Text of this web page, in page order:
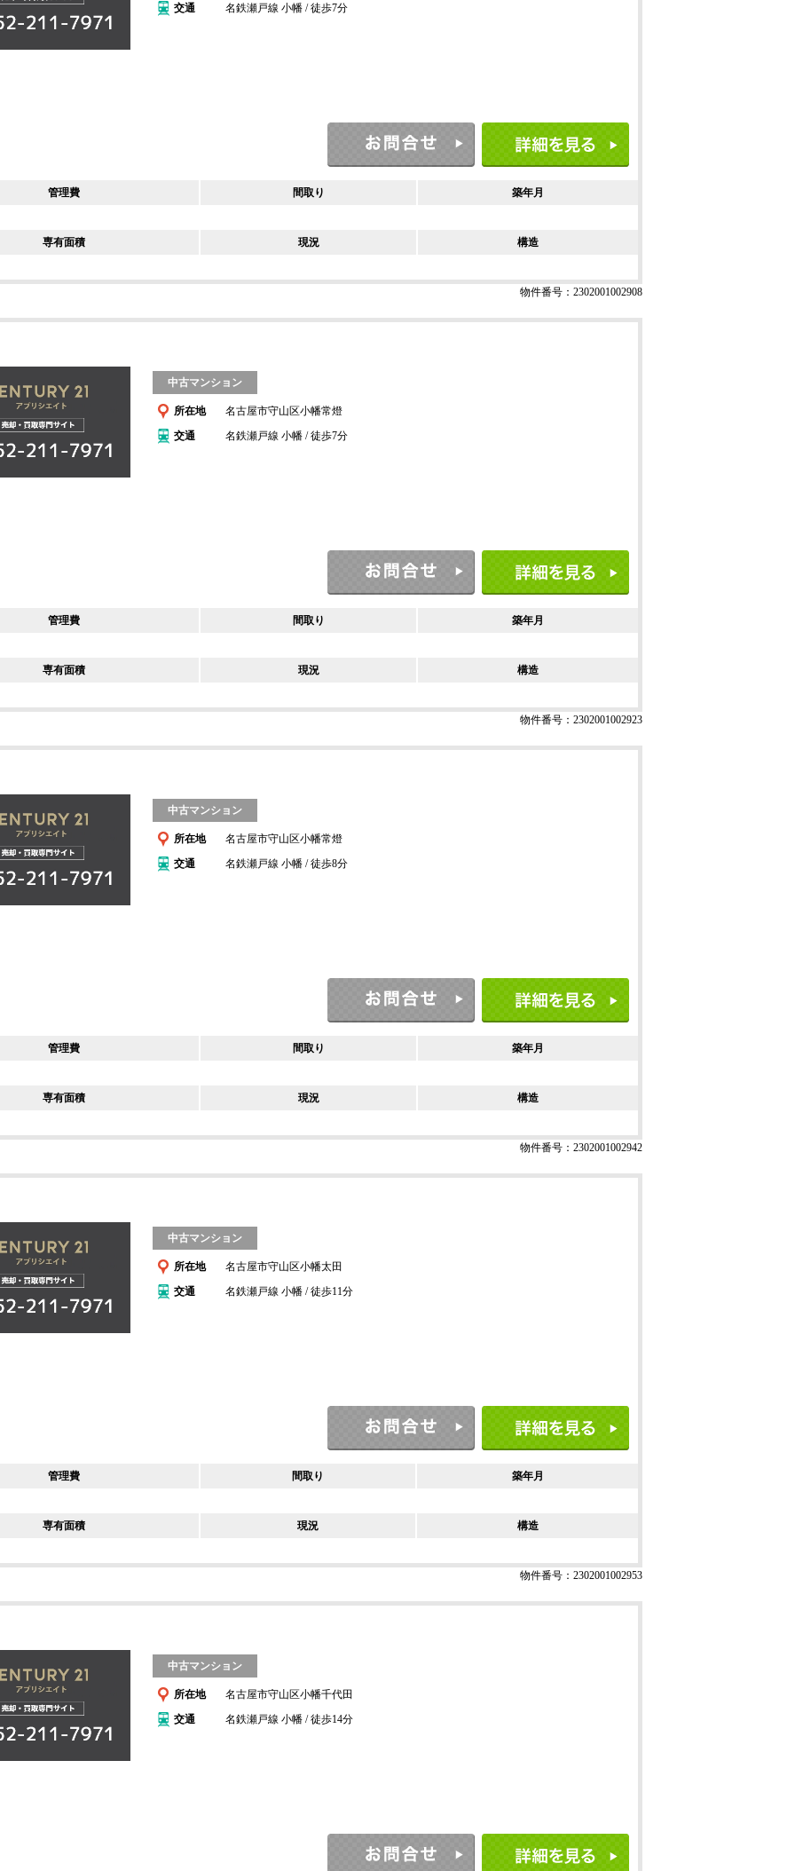
交通
名鉄瀬戸線 小幡 / 徒歩7分
管理費 間取り 築年月
専有面積 現況 構造
物件番号：2302001002908
中古マンション
所在地
名古屋市守山区小幡常燈
交通
名鉄瀬戸線 小幡 / 徒歩7分
管理費 間取り 築年月
専有面積 現況 構造
物件番号：2302001002923
中古マンション
所在地
名古屋市守山区小幡常燈
交通
名鉄瀬戸線 小幡 / 徒歩8分
管理費 間取り 築年月
専有面積 現況 構造
物件番号：2302001002942
中古マンション
所在地
名古屋市守山区小幡太田
交通
名鉄瀬戸線 小幡 / 徒歩11分
管理費 間取り 築年月
専有面積 現況 構造
物件番号：2302001002953
中古マンション
所在地
名古屋市守山区小幡千代田
交通
名鉄瀬戸線 小幡 / 徒歩14分